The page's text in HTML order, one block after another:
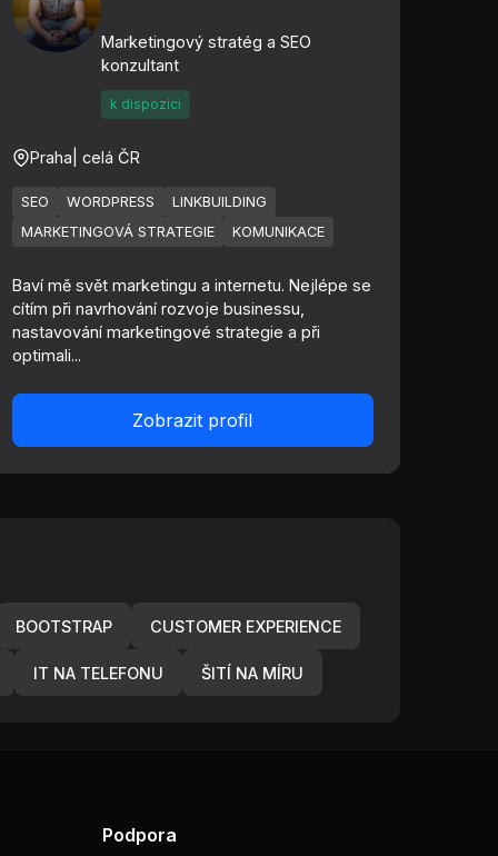
Marketingový stratég a SEO
konzultant
k dispozici
Praha | celá ČR
SEO WORDPRESS
LINKBUILDING
MARKETINGOVÁ STRATEGIE
KOMUNIKACE
Baví mě svět marketingu a internetu. Nejlépe se
cítím při navrhování rozvoje businessu,
nastavování marketingové strategie a při
optimali...
Zobrazit profil
BOOTSTRAP CUSTOMER EXPERIENCE
IT NA TELEFONU ŠITÍ NA MÍRU
Podpora